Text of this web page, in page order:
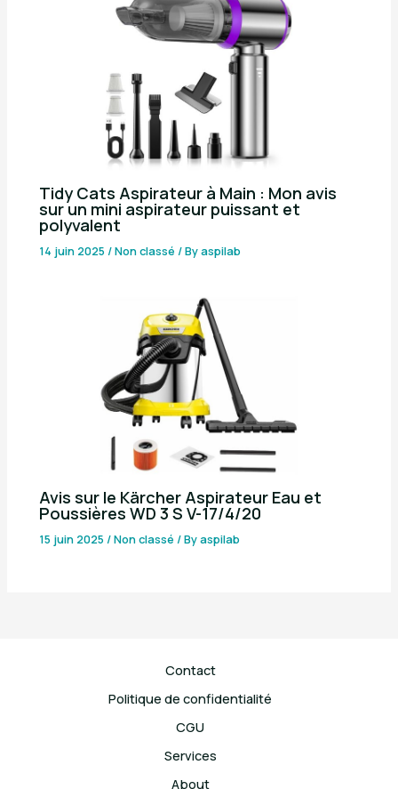
Tidy Cats Aspirateur à Main : Mon avis
sur un mini aspirateur puissant et
polyvalent
14 juin 2025/Non classé / Byaspilab
Avis sur le Kärcher Aspirateur Eau et
Poussières WD 3 S V-17/4/20
15 juin 2025/Non classé / Byaspilab
Contact
Politique de confidentialité
CGU
Services
About